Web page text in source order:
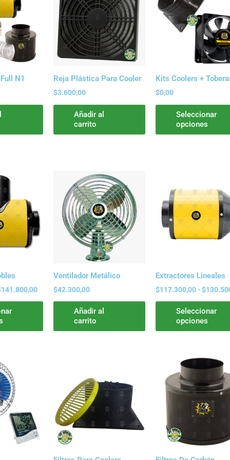
N1 Reja Plástica Para Cooler
$3.600,00
Añadir al
carrito
Kits Coolers +
$0,00
Seleccionar
opciones
141.800,00
$119.400,00
hasta
$141.800,00
producto
múltiples
variantes.
pueden
elegir
en
Ventilador Metálico
$42.300,00
Añadir al
carrito
Extractores Lineales
$117.300,00-$
Seleccionar
opciones
desde
$0,00
hasta
$30.300,00
producto
múltiples
variantes.
opciones